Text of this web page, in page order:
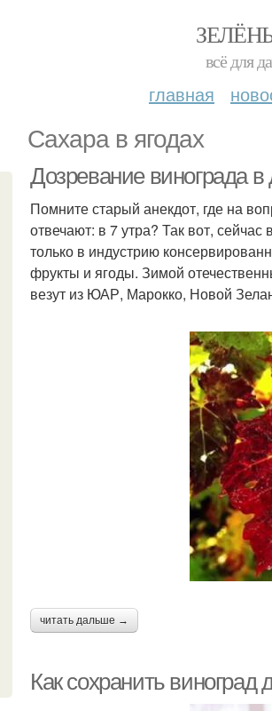
всё для
главная
Сахара в ягодах
Дозревание винограда
Помните старый анекдот, где на
отвечают: в 7 утра? Так вот,
только в индустрию
фрукты и ягоды. Зимой
везут из ЮАР, Марокко, Новой
читать дальше →
Как сохранить